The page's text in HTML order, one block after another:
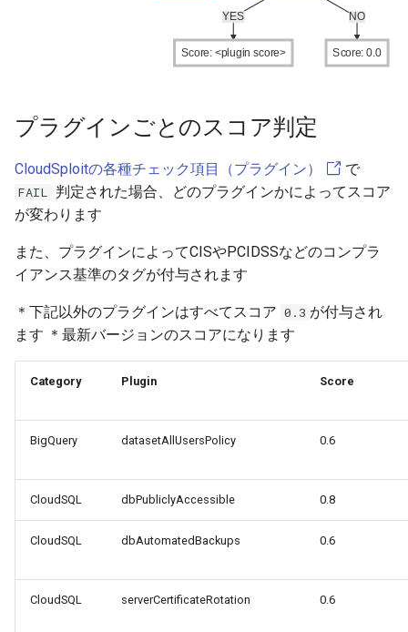
YES NO
Score: <plugin score> Score: 0.0
プラグインごとのスコア判定
CloudSploitの各種チェック項目（プラグイン） で
FAIL 判定された場合、どのプラグインかによってスコア
が変わります
また、プラグインによってCISやPCIDSSなどのコンプラ
イアンス基準のタグが付与されます
＊下記以外のプラグインはすべてスコア 0.3 が付与され
ます ＊最新バージョンのスコアになります
Category Plugin Score
BigQuery datasetAllUsersPolicy 0.6
CloudSQL dbPubliclyAccessible 0.8
CloudSQL dbAutomatedBackups 0.6
CloudSQL serverCertificateRotation 0.6